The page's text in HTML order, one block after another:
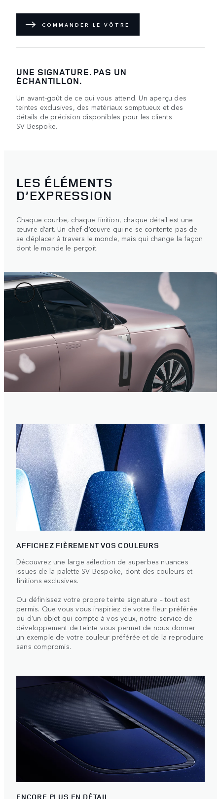
COMMANDER LE VÔTRE
UNE SIGNATURE. PAS UN
ÉCHANTILLON.
Un avant-goût de ce qui vous attend. Un aperçu des
teintes exclusives, des matériaux somptueux et des
détails de précision disponibles pour les clients
SV Bespoke.
LES ÉLÉMENTS
D’EXPRESSION
Chaque courbe, chaque finition, chaque détail est une
œuvre d’art. Un chef-d’œuvre qui ne se contente pas de
se déplacer à travers le monde, mais qui change la façon
dont le monde le perçoit.
AFFICHEZ FIÈREMENT VOS COULEURS
Découvrez une large sélection de superbes nuances
issues de la palette SV Bespoke, dont des couleurs et
finitions exclusives.
Ou définissez votre propre teinte signature – tout est
permis. Que vous vous inspiriez de votre fleur préférée
ou d’un objet qui compte à vos yeux, notre service de
développement de teinte vous permet de nous donner
un exemple de votre couleur préférée et de la reproduire
sans compromis.
ENCORE PLUS EN DÉTAIL